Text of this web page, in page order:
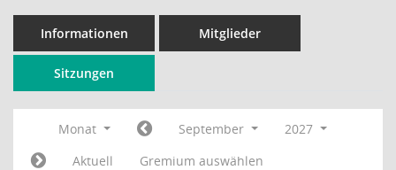
Informationen Mitglieder
Sitzungen
Monat September
2027
Aktuell
Gremium auswählen